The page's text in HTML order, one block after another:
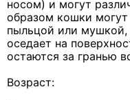
носом) и могут
образом кошки могут
пыльцой или мушкой,
оседает на
остаются за гранью
Возраст: